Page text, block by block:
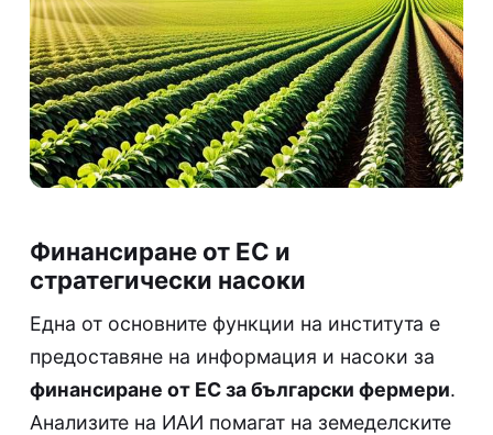
Финансиране от ЕС и
стратегически насоки
Една от основните функции на института е
предоставяне на информация и насоки за
финансиране от ЕС за български фермери.
Анализите на ИАИ помагат на земеделските